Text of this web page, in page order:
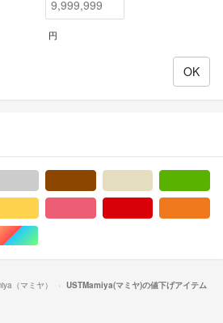
円
ルド/金色系マルチカラー
（マミヤ） USTMamiya(マミヤ)の値下げアイテム